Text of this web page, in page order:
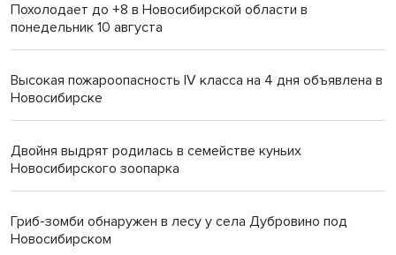
Похолодает до +8 в Новосибирской области в
понедельник 10 августа
Высокая пожароопасность IV класса на 4 дня объявлена в
Новосибирске
Двойня выдрят родилась в семействе куньих
Новосибирского зоопарка
Гриб-зомби обнаружен в лесу у села Дубровино под
Новосибирском